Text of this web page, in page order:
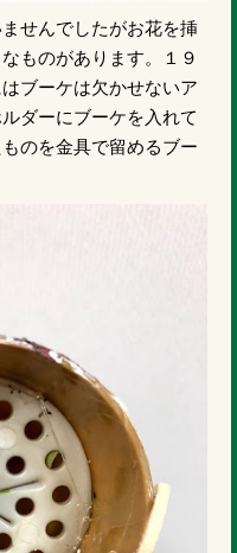
せんでしたがお花を挿
ものがあります。１９
ブーケは欠かせないア
ダーにブーケを入れて
のを金具で留めるブー